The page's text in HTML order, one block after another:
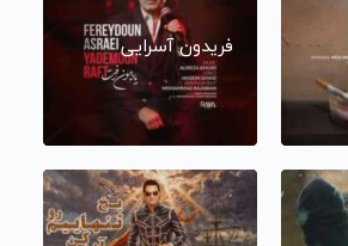
فریدون آسرایی